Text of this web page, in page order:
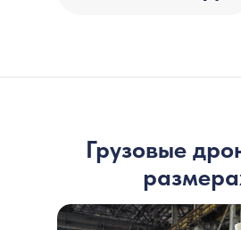
Грузовые